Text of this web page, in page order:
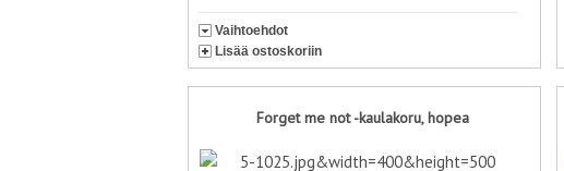
Vaihtoehdot
Lisää ostoskoriin
Forget me not -kaulakoru, hopea